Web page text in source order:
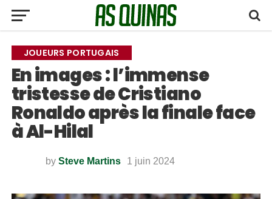
JOUEURS PORTUGAIS
En images : l’immense
tristesse de Cristiano
Ronaldo après la finale face
à Al-Hilal
by Steve Martins 1 juin 2024